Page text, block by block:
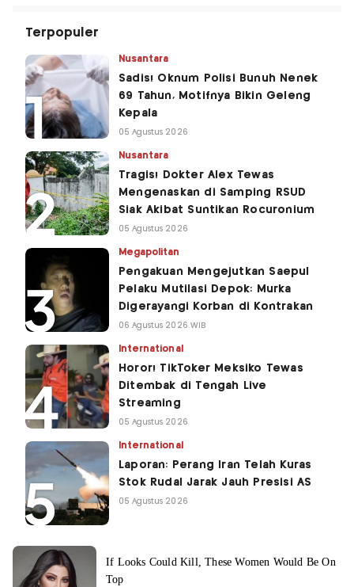
Terpopuler
Nusantara
Sadis! Oknum Polisi Bunuh Nenek
69 Tahun, Motifnya Bikin Geleng
Kepala
05 Agustus 2026
Nusantara
Tragis! Dokter Alex Tewas
Mengenaskan di Samping RSUD
Siak Akibat Suntikan Rocuronium
05 Agustus 2026
Megapolitan
Pengakuan Mengejutkan Saepul
Pelaku Mutilasi Depok: Murka
Digerayangi Korban di Kontrakan
06 Agustus 2026 WIB
International
Horor! TikToker Meksiko Tewas
Ditembak di Tengah Live
Streaming
05 Agustus 2026
International
Laporan: Perang Iran Telah Kuras
Stok Rudal Jarak Jauh Presisi AS
05 Agustus 2026